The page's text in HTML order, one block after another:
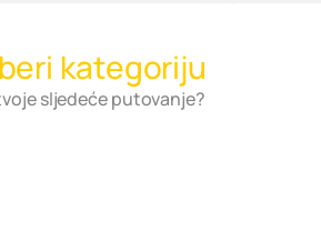
kategoriju
sljedeće putovanje?